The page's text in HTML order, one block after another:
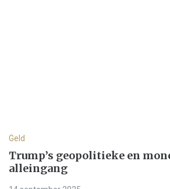
Geld
Trump’s geopolitieke en
alleingang